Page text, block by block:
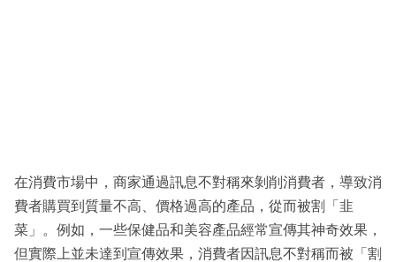
在消費市場中，商家通過訊息不對稱來剝削消費者，導致消
費者購買到質量不高、價格過高的產品，從而被割「韭
菜」。例如，一些保健品和美容產品經常宣傳其神奇效果，
但實際上並未達到宣傳效果，消費者因訊息不對稱而被「割